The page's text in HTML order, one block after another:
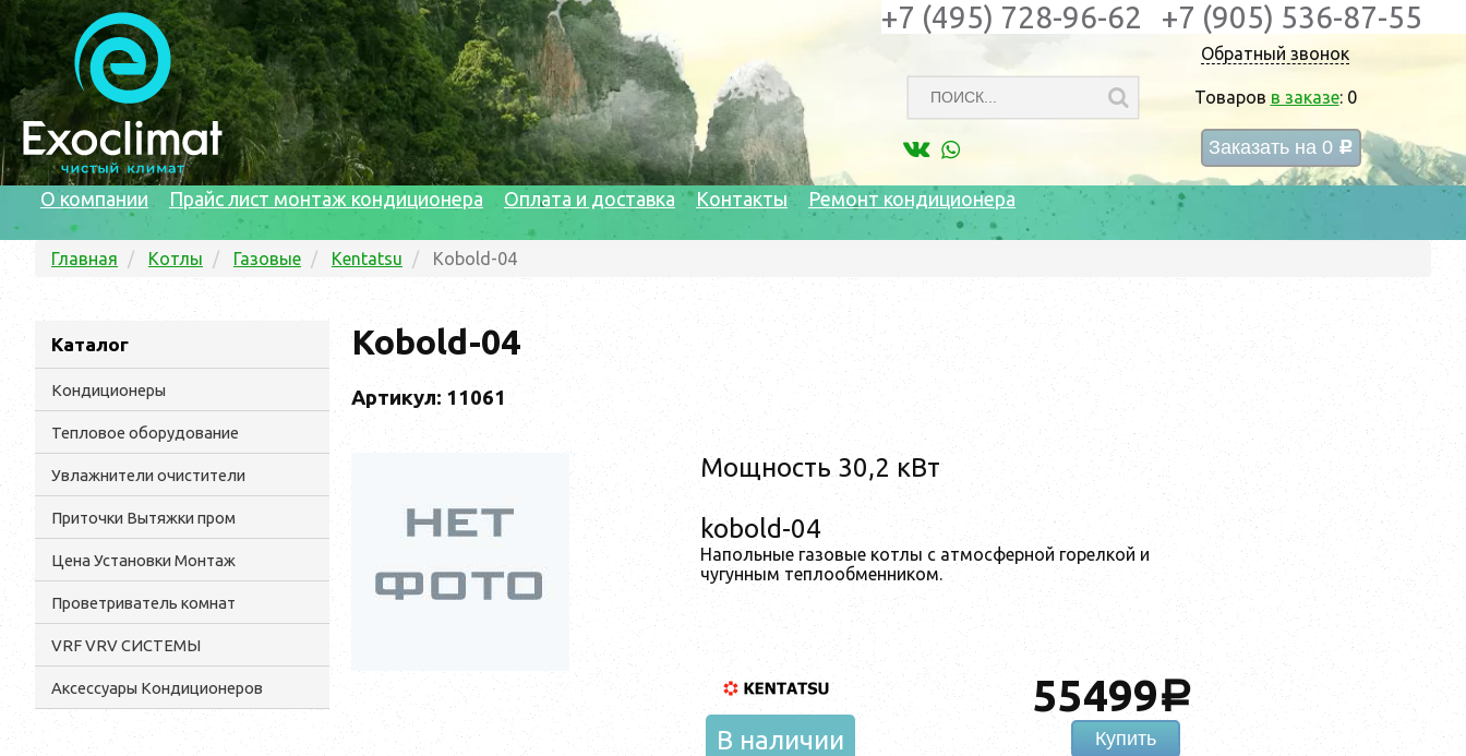
Обратный звонок
Товаров в заказе: 0
Заказать на 0 c
+7 (495) 728-96-62 +7 (905) 536-87-55
О компании Прайс лист монтаж кондиционера Оплата и доставка Контакты Ремонт кондиционера
Главная Котлы Газовые Kentatsu Kobold-04
Каталог
Кондиционеры
Тепловое оборудование
Увлажнители очистители
Приточки Вытяжки пром
Цена Установки Монтаж
Проветриватель комнат
VRF VRV СИСТЕМЫ
Аксессуары Кондиционеров
Kobold-04
Артикул: 11061
Мощность 30,2 кВт
kobold-04
Напольные газовые котлы с атмосферной горелкой и
чугунным теплообменником.
55499a
Купить
В наличии